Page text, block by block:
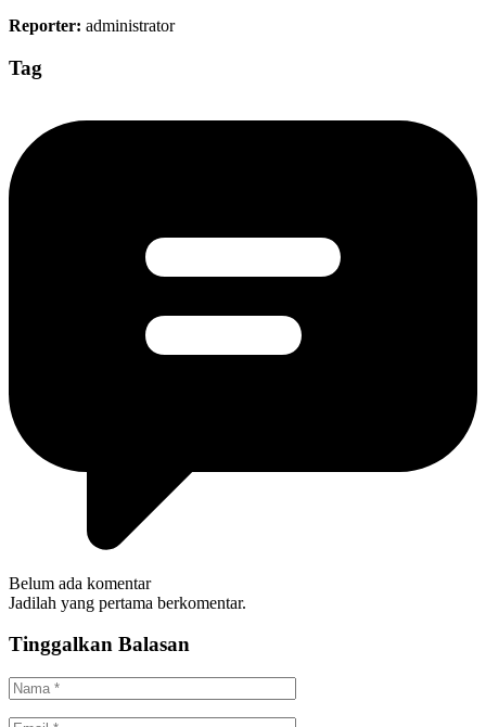
Reporter: administrator
Tag
Belum ada komentar
Jadilah yang pertama berkomentar.
Tinggalkan Balasan